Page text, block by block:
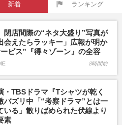
新着 ランキング
閉店間際の“ネタ大盛り”写真が
会えたらラッキー」広報が明か
ビス”『得々ゾーン』の全容
8時間前
・TBSドラマ『Tシャツが乾く
バズリ中「“考察ドラマ”とは一
いる」散りばめられた伏線より
素